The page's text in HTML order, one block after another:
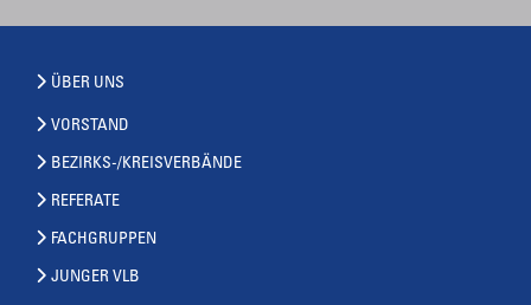
ÜBER UNS
VORSTAND
BEZIRKS-/KREISVERBÄNDE
REFERATE
FACHGRUPPEN
JUNGER VLB